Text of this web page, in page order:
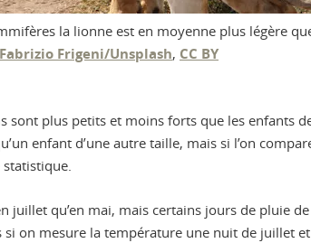
la lionne est en moyenne plus légère
Fabrizio Frigeni/Unsplash, CC BY
sont plus petits et moins forts que les enfants
enfant d’une autre taille, mais si l’on
juillet qu’en mai, mais certains jours de pluie
on mesure la température une nuit de juillet